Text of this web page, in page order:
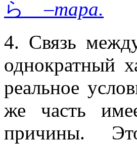
ら–тара.
4. Связь
однократный
реальное
же часть
причины.